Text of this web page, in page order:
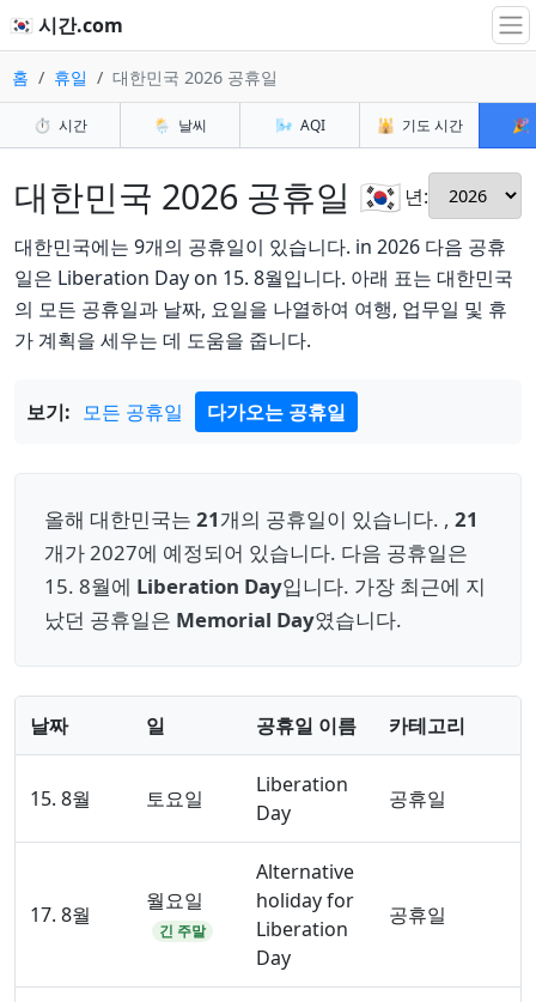
🇰🇷 시간.com
홈 휴일 대한민국 2026 공휴일
⏱️ 시간 🌦️ 날씨 🌬️ AQI 🕌 기도 시간 🎉
대한민국 2026 공휴일 🇰🇷 년:
대한민국에는 9개의 공휴일이 있습니다. in 2026 다음 공휴
일은 Liberation Day on 15. 8월입니다. 아래 표는 대한민국
의 모든 공휴일과 날짜, 요일을 나열하여 여행, 업무일 및 휴
가 계획을 세우는 데 도움을 줍니다.
보기: 모든 공휴일 다가오는 공휴일
올해 대한민국는 21개의 공휴일이 있습니다. , 21
개가 2027에 예정되어 있습니다. 다음 공휴일은
15. 8월에 Liberation Day입니다. 가장 최근에 지
났던 공휴일은 Memorial Day였습니다.
날짜 일 공휴일 이름 카테고리
15. 8월 토요일
Liberation
Day
공휴일
17. 8월
월요일
긴 주말
Alternative
holiday for
Liberation
Day
공휴일